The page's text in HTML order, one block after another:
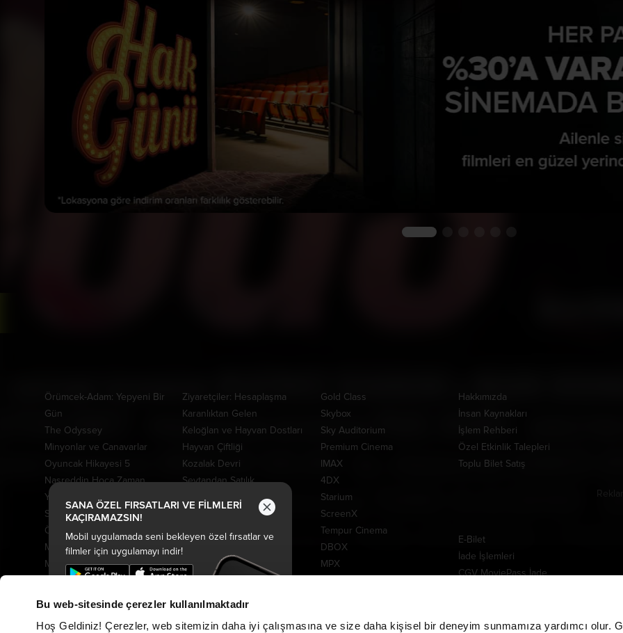
Bu web-sitesinde çerezler kullanılmaktadır
Hoş Geldiniz! Çerezler, web sitemizin daha iyi çalışmasına ve size daha kişisel bir deneyim sunmamıza yardımcı olur.
SANA ÖZEL FIRSATLARI VE FİLMLERİ
KAÇIRAMAZSIN!
Mobil uygulamada seni bekleyen özel fırsatlar ve
filmler için uygulamayı indir!
Örümcek-Adam: Yepyeni Bir
Gün
The Odyssey
Minyonlar ve Canavarlar
Oyuncak Hikayesi 5
Nasreddin Hoca Zaman
Yolcusu 4
Saplantı
Özgür Kedi Scotty
Moana
Modi: Deliliğin Kanadında
Ziyaretçiler: Hesaplaşma
Karanlıktan Gelen
Keloğlan ve Hayvan Dostları
Hayvan Çiftliği
Kozalak Devri
Şeytandan Satılık
Kurtuluş Projesi
Fırtınadan Önce
Kuyumcu
Oak Caddesi'nin Sonu
Gold Class
Skybox
Sky Auditorium
Premium Cinema
IMAX
4DX
Starium
ScreenX
Tempur Cinema
DBOX
MPX
Hakkımızda
İnsan Kaynakları
İşlem Rehberi
Özel Etkinlik Talepleri
Toplu Bilet Satış
E-Bilet
İade İşlemleri
CGV MoviePass İade
Yükleme